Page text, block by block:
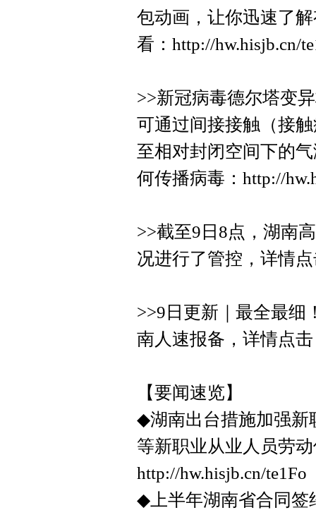
包动画，让你迅速了
看：http://hw.hisjb.cn/
>>新冠病毒德尔塔变
可通过间接接触（接
至相对封闭空间下的
何传播病毒：http://
>>截至9日8点，湖南
况进行了管控，详情
>>9日更新｜最全最细
南人速报备，详情点击
【要闻速览】
◆湖南出台措施加强新
等新职业从业人员劳
http://hw.hisjb.cn/te1Fo
◆上半年湖南省合同签